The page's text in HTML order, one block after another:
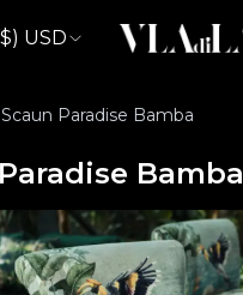
USD
Scaun Paradise Bamba
Bamba